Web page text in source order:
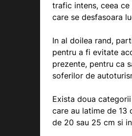
trafic intens, ceea
care se desfasoara
In al doilea rand,
pentru a fi evitate
prezente, pentru ca
soferilor de
Exista doua
care au latime de 13
de 20 sau 25 cm si